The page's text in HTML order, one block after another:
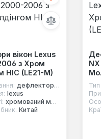
вікон Lexus
з Хром
HIC (LE21-M)
дефлектори вікон
lexus
хромований молдинг
Китай